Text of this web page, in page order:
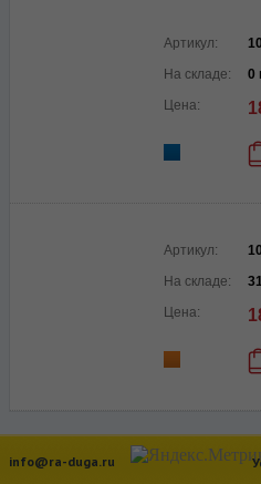
Артикул:
На складе:
0
Цена:
Артикул:
На складе:
Цена:
info@ra-duga.ru